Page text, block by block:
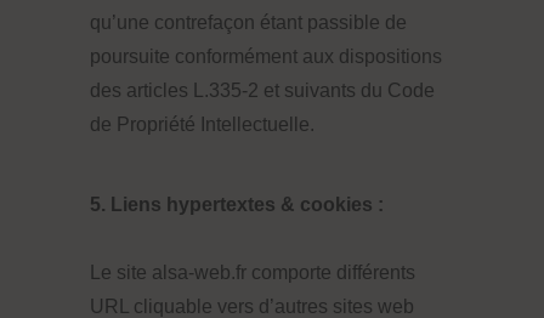
qu’une contrefaçon étant passible de
poursuite conformément aux dispositions
des articles L.335-2 et suivants du Code
de Propriété Intellectuelle.
5. Liens hypertextes & cookies :
Le site alsa-web.fr comporte différents
URL cliquable vers d’autres sites web